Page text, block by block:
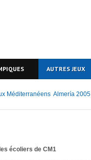
AUTRES JEUX
Méditerranéens Almería 2005
écoliers de CM1